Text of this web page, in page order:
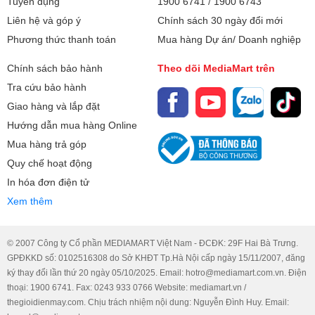
các sai lầm đắt giá mà bạn cần
đặc biệt giám sát khi thợ thi
công tại nhà.
chính xác nhằm tối ưu hóa chi
phí đầu tư và hóa đơn tiền điện
Liên hệ và góp ý
Phương thức thanh toán
Chính sách 30 ngày đổi mới
Mua hàng Dự án/ Doanh nghiệp
Chính sách bảo hành
Tra cứu bảo hành
Giao hàng và lắp đặt
Hướng dẫn mua hàng Online
Mua hàng trả góp
Quy chế hoạt động
In hóa đơn điện tử
Xem thêm
Theo dõi MediaMart trên
© 2007 Công ty Cổ phần MEDIAMART Việt Nam - ĐCĐK: 29F Hai Bà Trưng.
GPĐKKD số: 0102516308 do Sở KHĐT Tp.Hà Nội cấp ngày 15/11/2007, đăng
ký thay đổi lần thứ 20 ngày 05/10/2025. Email: hotro@mediamart.com.vn. Điện
thoại: 1900 6741. Fax: 0243 933 0766 Website: mediamart.vn /
thegioidienmay.com. Chịu trách nhiệm nội dung: Nguyễn Đình Huy. Email: